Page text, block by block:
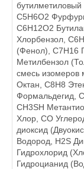
C5H6O2
C6H12O2
Хлорбензол,
(Фенол), C7H16
Метилбензол
смесь изомеров
Октан, C8H8
Формальдегид,
CH3SH
Хлор, CO
диоксид
Водород, H2S
Гидрохлорид
Гидроцианид